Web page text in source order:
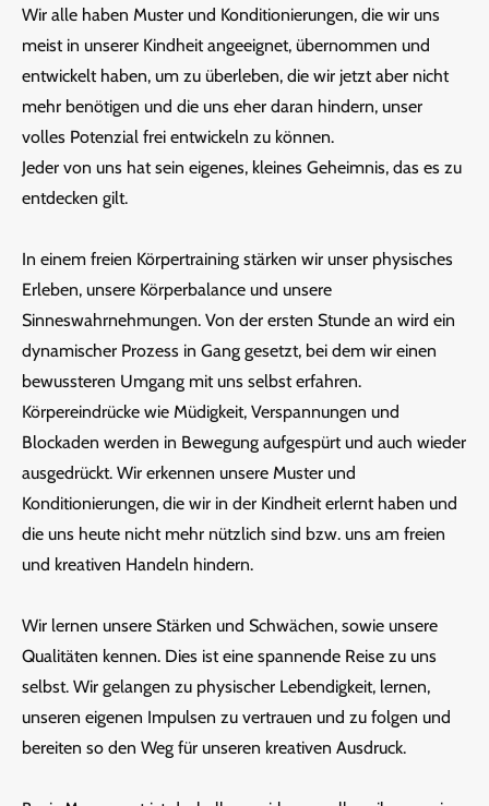
Wir alle haben Muster und Konditionierungen, die wir uns
meist in unserer Kindheit angeeignet, übernommen und
entwickelt haben, um zu überleben, die wir jetzt aber nicht
mehr benötigen und die uns eher daran hindern, unser
volles Potenzial frei entwickeln zu können.
Jeder von uns hat sein eigenes, kleines Geheimnis, das es zu
entdecken gilt.
In einem freien Körpertraining stärken wir unser physisches
Erleben, unsere Körperbalance und unsere
Sinneswahrnehmungen. Von der ersten Stunde an wird ein
dynamischer Prozess in Gang gesetzt, bei dem wir einen
bewussteren Umgang mit uns selbst erfahren.
Körpereindrücke wie Müdigkeit, Verspannungen und
Blockaden werden in Bewegung aufgespürt und auch wieder
ausgedrückt. Wir erkennen unsere Muster und
Konditionierungen, die wir in der Kindheit erlernt haben und
die uns heute nicht mehr nützlich sind bzw. uns am freien
und kreativen Handeln hindern.
Wir lernen unsere Stärken und Schwächen, sowie unsere
Qualitäten kennen. Dies ist eine spannende Reise zu uns
selbst. Wir gelangen zu physischer Lebendigkeit, lernen,
unseren eigenen Impulsen zu vertrauen und zu folgen und
bereiten so den Weg für unseren kreativen Ausdruck.